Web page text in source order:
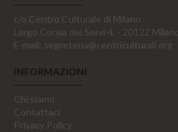
c/o Centro Culturale di Milano
Largo Corsia dei Servi 4, - 20122
E-mail: segreteria@centriculturali.org
INFORMAZIONI
Chi siamo
Contattaci
Privacy Policy